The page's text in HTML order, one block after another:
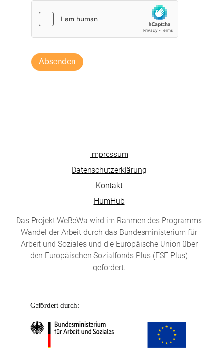
Absenden
Impressum
Datenschutzerklärung
Kontakt
HumHub
Das Projekt WeBeWa wird im Rahmen des Programms
Wandel der Arbeit durch das Bundesministerium für
Arbeit und Soziales und die Europäische Union über
den Europäischen Sozialfonds Plus (ESF Plus)
gefördert.